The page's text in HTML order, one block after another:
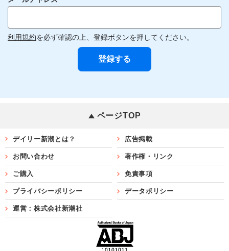
利用規約を必ず確認の上、登録ボタンを押してください。
ページTOP
デイリー新潮とは？ 広告掲載
お問い合わせ 著作権・リンク
ご購入 免責事項
プライバシーポリシー データポリシー
運営：株式会社新潮社